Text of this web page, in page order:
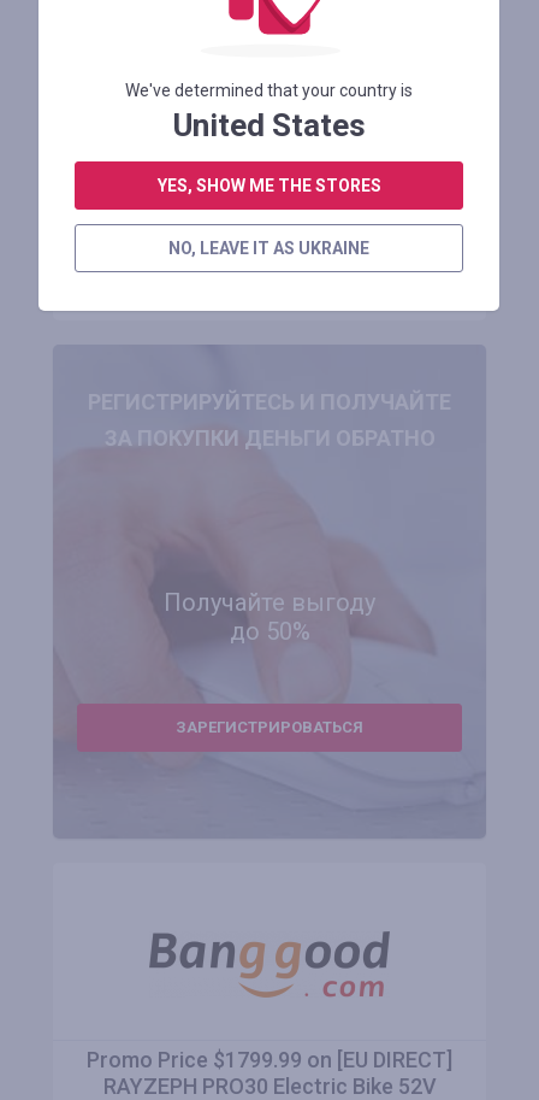
Promo Price $1339.99 on [EU DIRECT]
В МАГАЗИН
РЕГИСТРИРУЙТЕСЬ И ПОЛУЧАЙТЕ
ЗА ПОКУПКИ ДЕНЬГИ ОБРАТНО
Получайте выгоду
до 50%
ЗАРЕГИСТРИРОВАТЬСЯ
Promo Price $1799.99 on [EU DIRECT]
RAYZEPH PRO30 Electric Bike 52V
We've determined that your country is
United States
YES, SHOW ME THE STORES
NO, LEAVE IT AS UKRAINE